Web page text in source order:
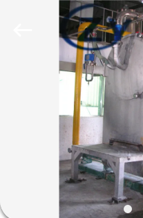
PRODUCTEN
ONGEVEER
V.S.